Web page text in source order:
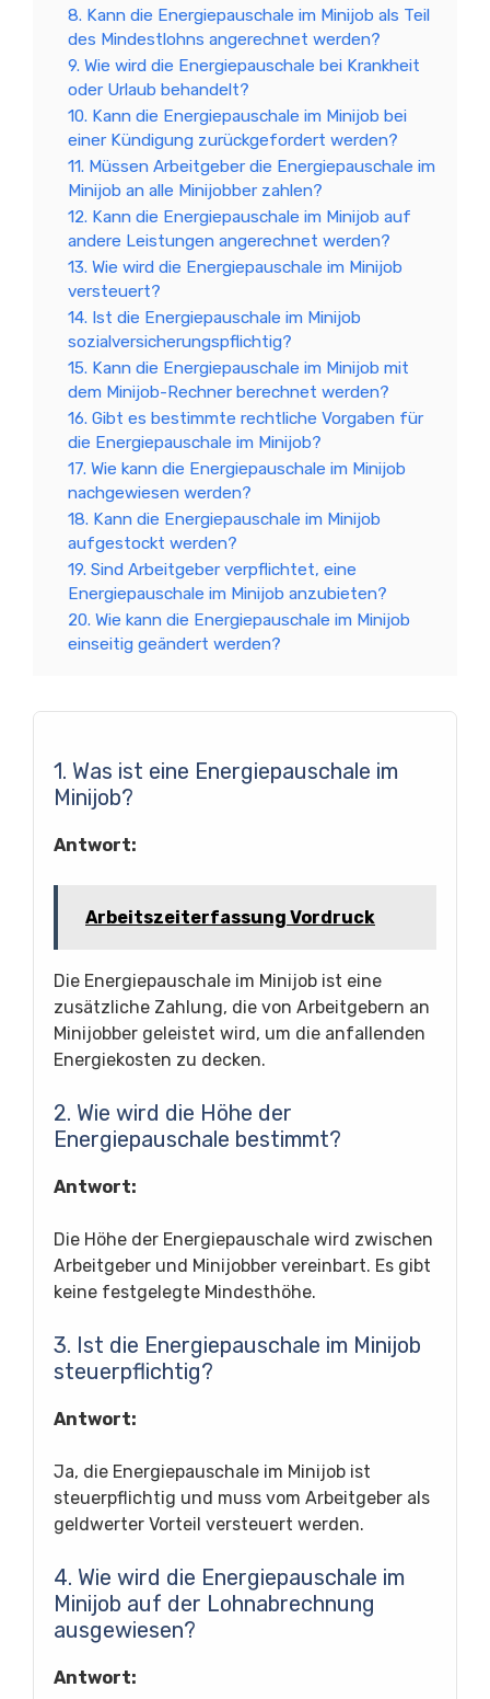
8. Kann die Energiepauschale im Minijob als Teil
des Mindestlohns angerechnet werden?
9. Wie wird die Energiepauschale bei Krankheit
oder Urlaub behandelt?
10. Kann die Energiepauschale im Minijob bei
einer Kündigung zurückgefordert werden?
11. Müssen Arbeitgeber die Energiepauschale im
Minijob an alle Minijobber zahlen?
12. Kann die Energiepauschale im Minijob auf
andere Leistungen angerechnet werden?
13. Wie wird die Energiepauschale im Minijob
versteuert?
14. Ist die Energiepauschale im Minijob
sozialversicherungspflichtig?
15. Kann die Energiepauschale im Minijob mit
dem Minijob-Rechner berechnet werden?
16. Gibt es bestimmte rechtliche Vorgaben für
die Energiepauschale im Minijob?
17. Wie kann die Energiepauschale im Minijob
nachgewiesen werden?
18. Kann die Energiepauschale im Minijob
aufgestockt werden?
19. Sind Arbeitgeber verpflichtet, eine
Energiepauschale im Minijob anzubieten?
20. Wie kann die Energiepauschale im Minijob
einseitig geändert werden?
1. Was ist eine Energiepauschale im
Minijob?
Antwort:
Arbeitszeiterfassung Vordruck
Die Energiepauschale im Minijob ist eine
zusätzliche Zahlung, die von Arbeitgebern an
Minijobber geleistet wird, um die anfallenden
Energiekosten zu decken.
2. Wie wird die Höhe der
Energiepauschale bestimmt?
Antwort:
Die Höhe der Energiepauschale wird zwischen
Arbeitgeber und Minijobber vereinbart. Es gibt
keine festgelegte Mindesthöhe.
3. Ist die Energiepauschale im Minijob
steuerpflichtig?
Antwort:
Ja, die Energiepauschale im Minijob ist
steuerpflichtig und muss vom Arbeitgeber als
geldwerter Vorteil versteuert werden.
4. Wie wird die Energiepauschale im
Minijob auf der Lohnabrechnung
ausgewiesen?
Antwort: